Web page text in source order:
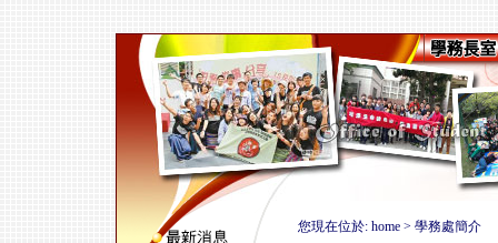
您現在位於: home > 學務處簡介